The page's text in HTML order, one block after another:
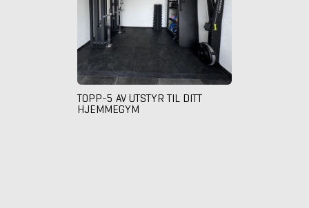
TOPP-5 AV UTSTYR TIL DITT
HJEMMEGYM